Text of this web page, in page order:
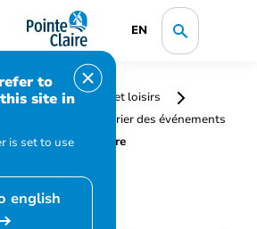
EN
to
site in
is set to use
english
culture, sports et loisirs
Calendrier des événements
Your Joie de Vivre